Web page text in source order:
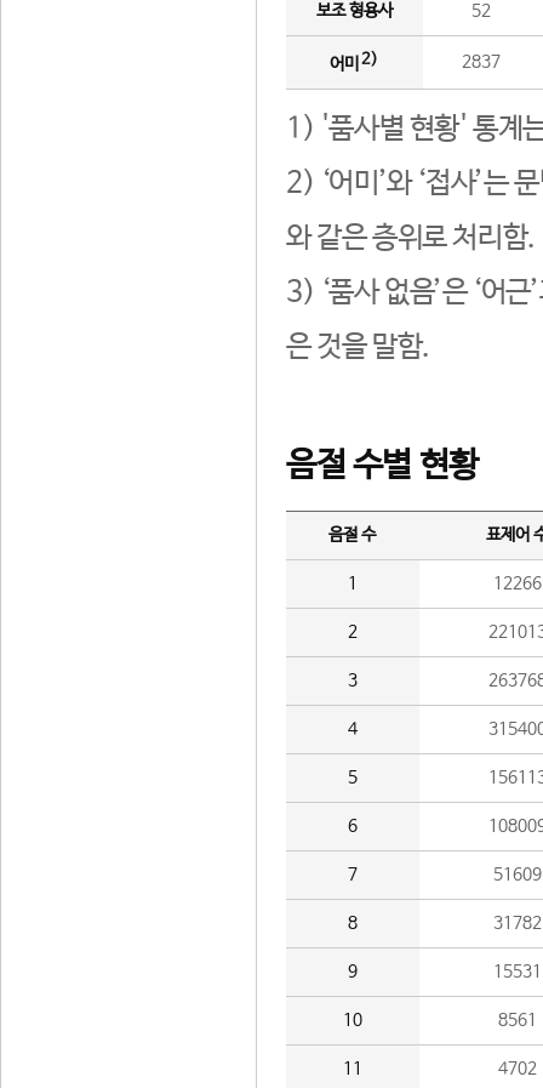
보조 형용사 52
어미 2) 2837
1) '품사별 현황' 통계
2) ‘어미’와 ‘접사’는
와 같은 층위로 처리함.
3) ‘품사 없음’은 ‘어
은 것을 말함.
음절 수별 현황
음절 수 표제어
1 12266
2
3
4
5
6
7 51609
8 31782
9 15531
10 8561
11 4702